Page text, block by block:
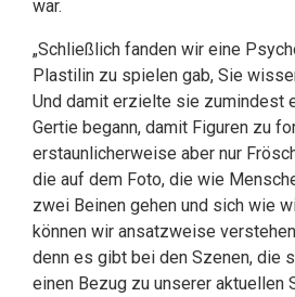
war.
„Schließlich fanden wir eine
Plastilin zu spielen gab, Sie
Und damit erzielte sie zumindest
Gertie begann, damit Figuren zu
erstaunlicherweise aber nur
die auf dem Foto, die wie
zwei Beinen gehen und sich wie
können wir ansatzweise
denn es gibt bei den Szenen, die
einen Bezug zu unserer aktuellen